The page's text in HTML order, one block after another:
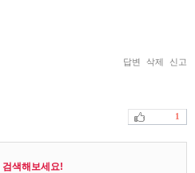
답변 삭제 신고
1
색해보세요!